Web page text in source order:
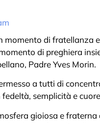
momento di fratellanza
di preghiera
Padre Yves Morin.
a tutti di
semplicità e
gioiosa e